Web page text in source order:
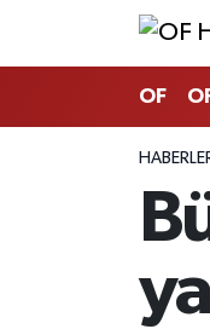
OF
Trabzon
Trabzon Hava
Trabzon
Trabzon